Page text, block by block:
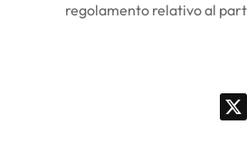
regolamento relativo al